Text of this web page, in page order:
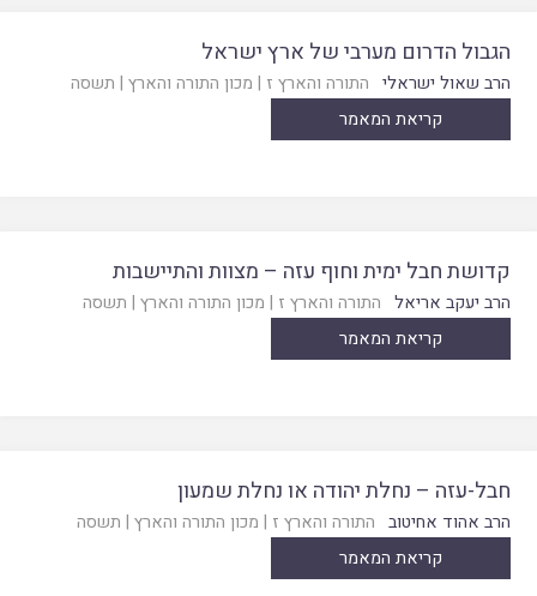
הגבול הדרום מערבי של ארץ ישראל
הרב שאול ישראלי התורה והארץ ז | מכון התורה והארץ | תשסה
קריאת המאמר
קדושת חבל ימית וחוף עזה – מצוות והתיישבות
הרב יעקב אריאל התורה והארץ ז | מכון התורה והארץ | תשסה
קריאת המאמר
חבל-עזה – נחלת יהודה או נחלת שמעון
הרב אהוד אחיטוב התורה והארץ ז | מכון התורה והארץ | תשסה
קריאת המאמר